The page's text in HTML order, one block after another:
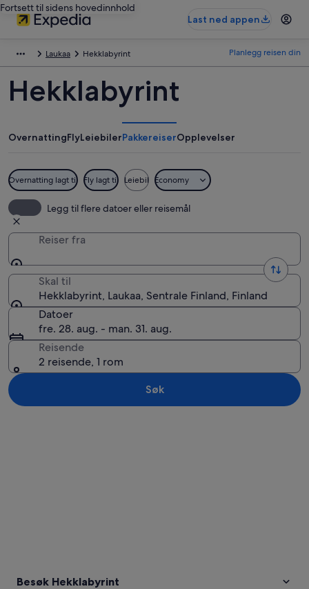
Fortsett til sidens hovedinnhold
Last ned appen
Laukaa Hekklabyrint Planlegg reisen din
Hekklabyrint
OvernattingFlyLeiebilerPakkereiserOpplevelser
Overnatting lagt til Fly lagt til Leiebil Economy
Legg til flere datoer eller reisemål
Reiser fra
Skal til
Hekklabyrint, Laukaa, Sentrale Finland, Finland
Datoer
fre. 28. aug. - man. 31. aug.
Reisende
2 reisende, 1 rom
Søk
Besøk Hekklabyrint